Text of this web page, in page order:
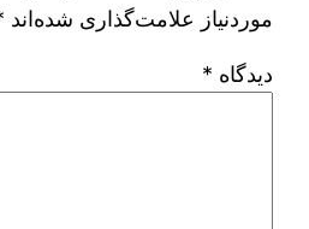
موردنیاز علامت‌گذاری شده‌اند
دیدگاه *